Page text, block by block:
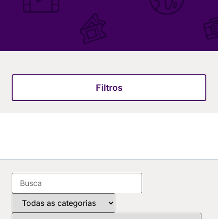
Filtros